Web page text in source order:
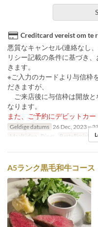
Creditcard vereist om te
悪質なキャンセル(連絡なし
リシー記載の条件に基づき
きます。
※ご入力のカードより与信枠
だきますが、
ご来店後に与信枠は開放と
なります。
また、ご予約にデビットカ
Geldige datums 26 Dec, 2023 ~
Maaltijden
Diner Bestellimiet
A5ランク黒毛和牛コー